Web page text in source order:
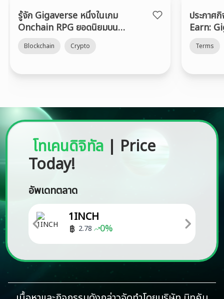
รู้จัก Gigaverse หนึ่งในเกม
Onchain RPG ยอดนิยมบน
Abstract Chain
Blockchain Crypto
ประกาศ
Earn:
Terms
โทเคนดิจิทัล | Price
Today!
อัพเดทตลาด
1INCH
2.78 0%